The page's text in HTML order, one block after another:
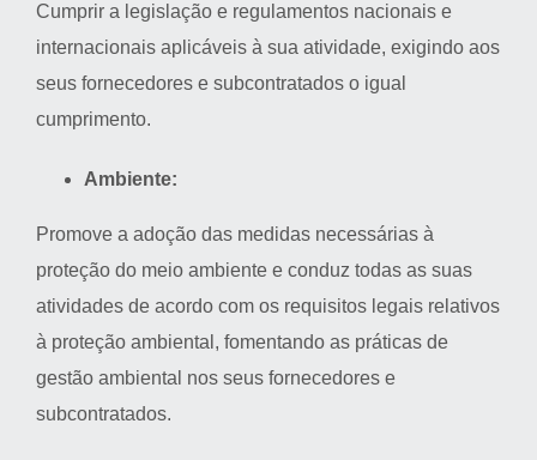
Cumprir a legislação e regulamentos nacionais e
internacionais aplicáveis à sua atividade, exigindo aos
seus fornecedores e subcontratados o igual
cumprimento.
Ambiente:
Promove a adoção das medidas necessárias à
proteção do meio ambiente e conduz todas as suas
atividades de acordo com os requisitos legais relativos
à proteção ambiental, fomentando as práticas de
gestão ambiental nos seus fornecedores e
subcontratados.